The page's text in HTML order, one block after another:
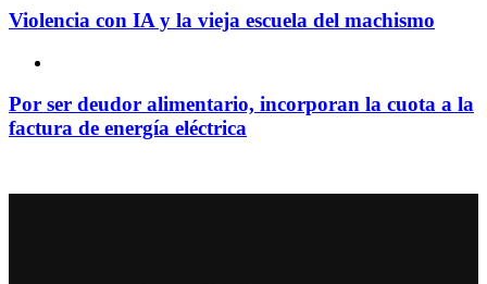
Violencia con IA y la vieja escuela del machismo
Por ser deudor alimentario, incorporan la cuota a la
factura de energía eléctrica